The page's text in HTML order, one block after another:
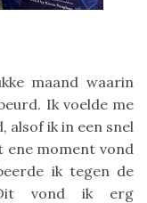
maand waarin
Ik voelde me
alsof ik in een snel
ene moment vond
ik tegen de
vond ik erg